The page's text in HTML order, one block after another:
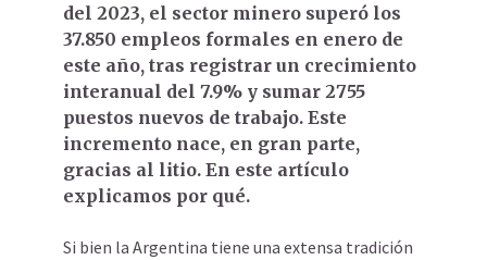
del 2023, el sector minero superó los
37.850 empleos formales en enero de
este año, tras registrar un crecimiento
interanual del 7.9% y sumar 2755
puestos nuevos de trabajo. Este
incremento nace, en gran parte,
gracias al litio. En este artículo
explicamos por qué.
Si bien la Argentina tiene una extensa tradición